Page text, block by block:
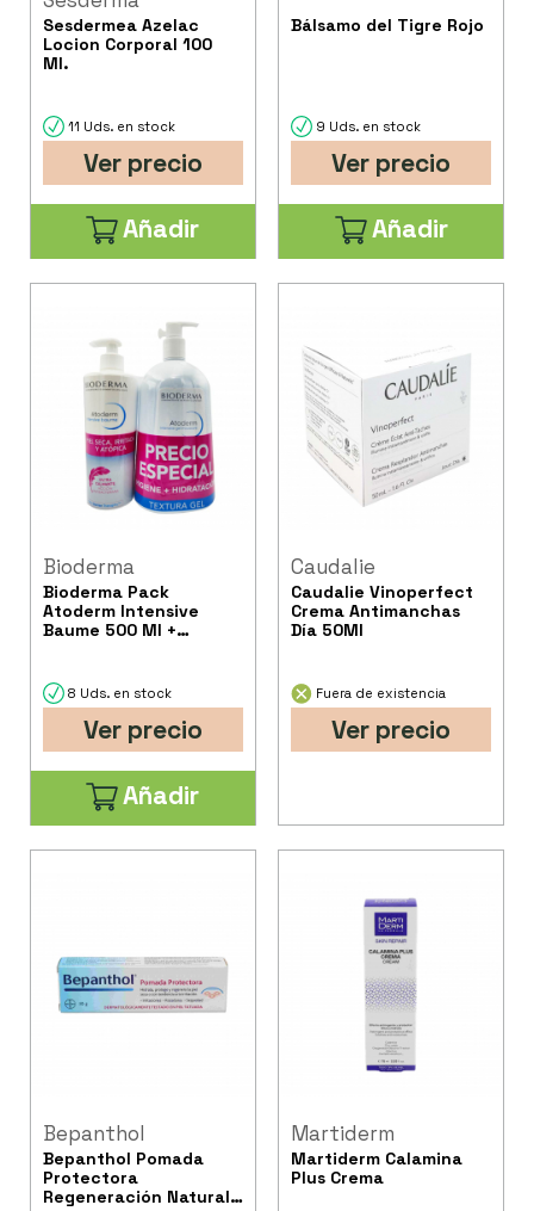
Sesdermea Azelac
Locion Corporal 100
Ml.
11 Uds. en stock
Ver precio
Añadir
Bálsamo del Tigre Rojo
9 Uds. en stock
Ver precio
Añadir
Bioderma
Bioderma Pack
Atoderm Intensive
Baume 500 Ml +
8 Uds. en stock
Ver precio
Añadir
Caudalie
Caudalie Vinoperfect
Crema Antimanchas
Día 50Ml
Fuera de existencia
Ver precio
Bepanthol
Bepanthol Pomada
Protectora
Regeneración Natural
Martiderm
Martiderm Calamina
Plus Crema